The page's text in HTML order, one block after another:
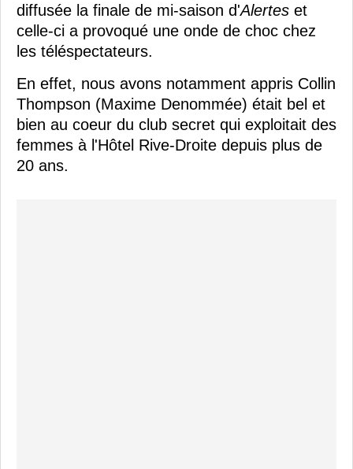
diffusée la finale de mi-saison d'Alertes et
celle-ci a provoqué une onde de choc chez
les téléspectateurs.
En effet, nous avons notamment appris Collin
Thompson (Maxime Denommée) était bel et
bien au coeur du club secret qui exploitait des
femmes à l'Hôtel Rive-Droite depuis plus de
20 ans.